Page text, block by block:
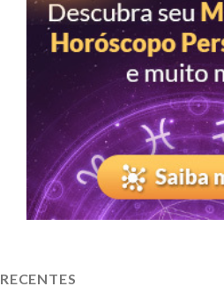
RECENTES